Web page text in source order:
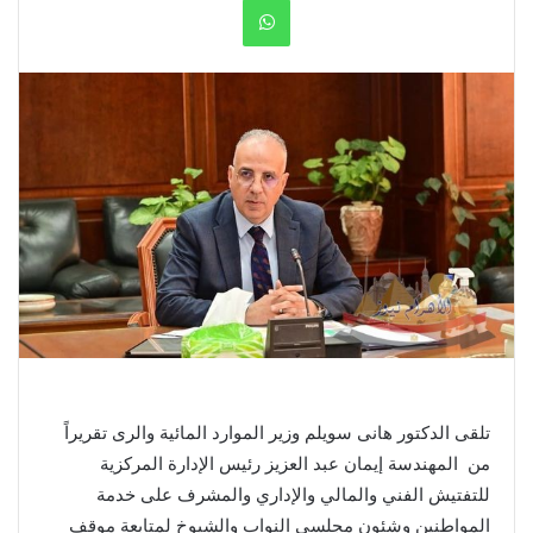
تلقى الدكتور هانى سويلم وزير الموارد المائية والرى تقريراً
من المهندسة إيمان عبد العزيز رئيس الإدارة المركزية
للتفتيش الفني والمالي والإداري والمشرف على خدمة
المواطنين وشئون مجلسي النواب والشيوخ لمتابعة موقف